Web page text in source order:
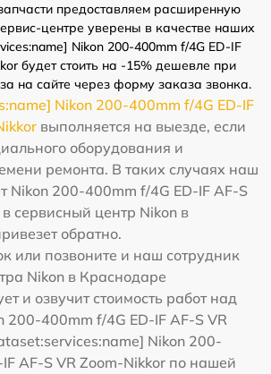
предоставляем расширенную
центре уверены в качестве наших
Nikon 200-400mm f/4G ED-IF
будет стоить на -15% дешевле при
на сайте через форму заказа звонка.
Nikon 200-400mm f/4G ED-IF
выполняется на выезде, если
оборудования и
ремонта. В таких случаях наш
Nikon 200-400mm f/4G ED-IF AF-S
сервисный центр Nikon в
обратно.
или позвоните и наш сотрудник
Nikon в Краснодаре
и озвучит стоимость работ над
200-400mm f/4G ED-IF AF-S VR
Nikon 200-
AF-S VR Zoom-Nikkor по нашей